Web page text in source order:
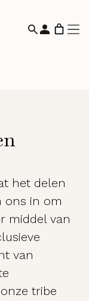
het delen
ons in om
middel van
van
tribe